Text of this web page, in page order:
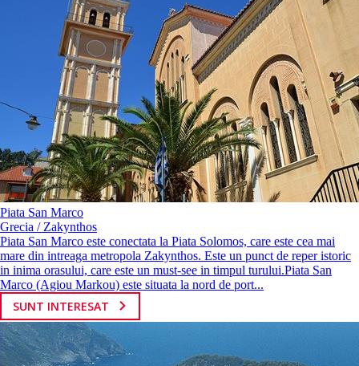
Piata San Marco
Grecia / Zakynthos
Piata San Marco este conectata la Piata Solomos, care este cea mai
mare din intreaga metropola Zakynthos. Este un punct de reper istoric
in inima orasului, care este un must-see in timpul turului.Piata San
Marco (Agiou Markou) este situata la nord de port...
SUNT INTERESAT